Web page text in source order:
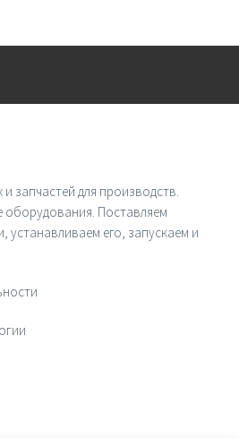
запчастей для производств.
Поставляем
устанавливаем его, запускаем и